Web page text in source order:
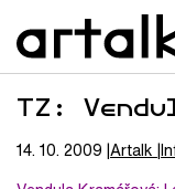
TZ:
14. 10. 2009 Artalk